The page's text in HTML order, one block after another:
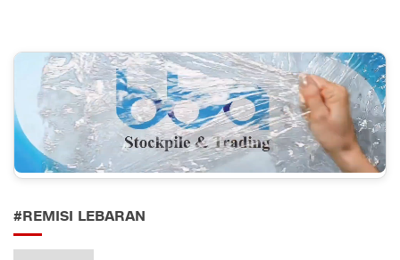
#REMISI LEBARAN